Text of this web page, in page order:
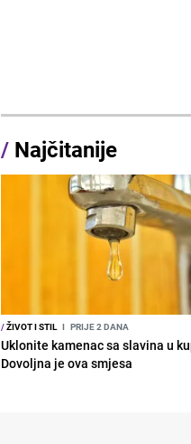
/ Najčitanije
/ŽIVOT I STIL I PRIJE 2 DANA
Uklonite kamenac sa slavina u
Dovoljna je ova smjesa